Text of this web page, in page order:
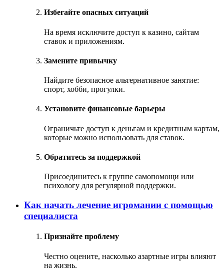
Избегайте опасных ситуаций
На время исключите доступ к казино, сайтам
ставок и приложениям.
Замените привычку
Найдите безопасное альтернативное занятие:
спорт, хобби, прогулки.
Установите финансовые барьеры
Ограничьте доступ к деньгам и кредитным картам,
которые можно использовать для ставок.
Обратитесь за поддержкой
Присоединитесь к группе самопомощи или
психологу для регулярной поддержки.
Как начать лечение игромании с помощью
специалиста
Признайте проблему
Честно оцените, насколько азартные игры влияют
на жизнь.